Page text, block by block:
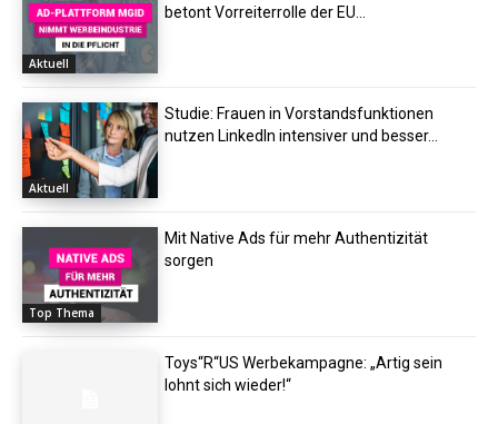
Aktuell
betont Vorreiterrolle der EU...
Aktuell
Studie: Frauen in Vorstandsfunktionen
nutzen LinkedIn intensiver und besser...
Top Thema
Mit Native Ads für mehr Authentizität
sorgen
Toys“R“US Werbekampagne: „Artig sein
lohnt sich wieder!“